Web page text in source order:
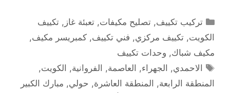
التصنيفات
تركيب تكييف,تصليح مكيفات,تعبئة غاز ,تكييف
الكويت, تكييف مركزي, فني تكييف, كمبريسر مكيف,
مكيف شباك, وحدات تكييف
الوسوم
الاحمدي, الجهراء, العاصمة, الفروانية, الكويت,
المنطقة الرابعة, المنطقة العاشرة, حولي, مبارك الكبير